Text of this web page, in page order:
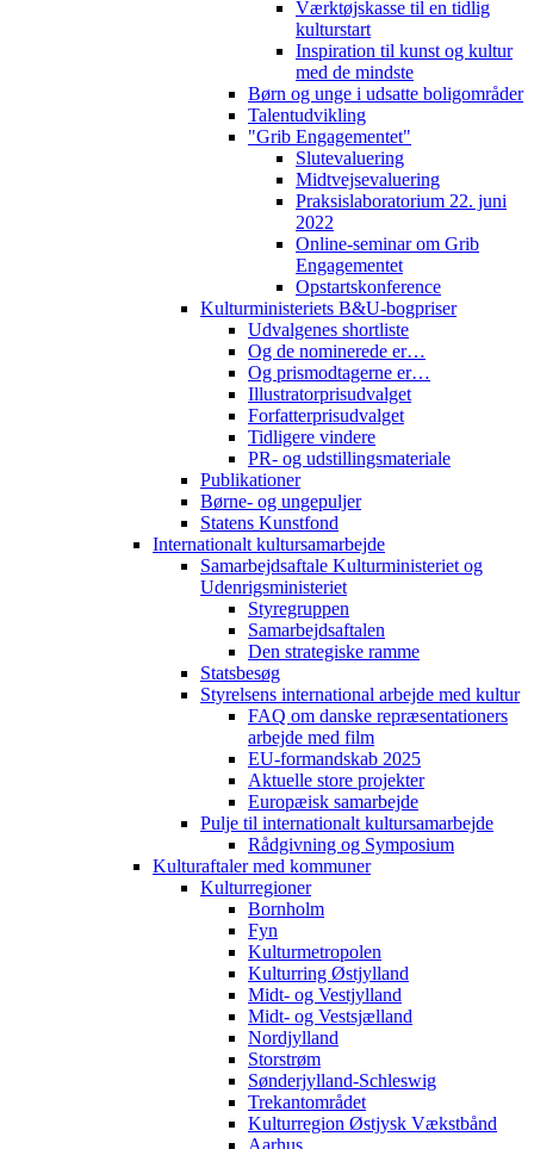
Værktøjskasse til en tidlig
kulturstart
Inspiration til kunst og kultur
med de mindste
Børn og unge i udsatte boligområder
Talentudvikling
"Grib Engagementet"
Slutevaluering
Midtvejsevaluering
Praksislaboratorium 22. juni
2022
Online-seminar om Grib
Engagementet
Opstartskonference
Kulturministeriets B&U-bogpriser
Udvalgenes shortliste
Og de nominerede er…
Og prismodtagerne er…
Illustratorprisudvalget
Forfatterprisudvalget
Tidligere vindere
PR- og udstillingsmateriale
Publikationer
Børne- og ungepuljer
Statens Kunstfond
Internationalt kultursamarbejde
Samarbejdsaftale Kulturministeriet og
Udenrigsministeriet
Styregruppen
Samarbejdsaftalen
Den strategiske ramme
Statsbesøg
Styrelsens international arbejde med kultur
FAQ om danske repræsentationers
arbejde med film
EU-formandskab 2025
Aktuelle store projekter
Europæisk samarbejde
Pulje til internationalt kultursamarbejde
Rådgivning og Symposium
Kulturaftaler med kommuner
Kulturregioner
Bornholm
Fyn
Kulturmetropolen
Kulturring Østjylland
Midt- og Vestjylland
Midt- og Vestsjælland
Nordjylland
Storstrøm
Sønderjylland-Schleswig
Trekantområdet
Kulturregion Østjysk Vækstbånd
Aarhus